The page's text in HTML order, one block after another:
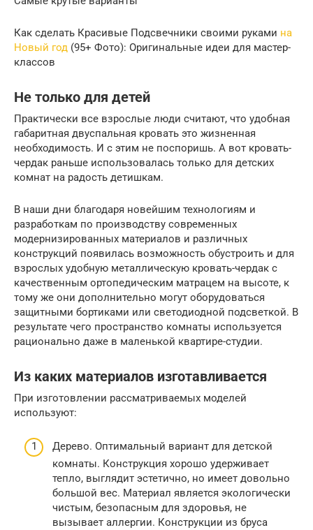
Как сделать Красивые Подсвечники своими руками на
Новый год (95+ Фото): Оригинальные идеи для мастер-
классов
Не только для детей
Практически все взрослые люди считают, что удобная
габаритная двуспальная кровать это жизненная
необходимость. И с этим не поспоришь. А вот кровать-
чердак раньше использовалась только для детских
комнат на радость детишкам.
В наши дни благодаря новейшим технологиям и
разработкам по производству современных
модернизированных материалов и различных
конструкций появилась возможность обустроить и для
взрослых удобную металлическую кровать-чердак с
качественным ортопедическим матрацем на высоте, к
тому же они дополнительно могут оборудоваться
защитными бортиками или светодиодной подсветкой. В
результате чего пространство комнаты используется
рационально даже в маленькой квартире-студии.
Из каких материалов изготавливается
При изготовлении рассматриваемых моделей
используют:
Дерево. Оптимальный вариант для детской
комнаты. Конструкция хорошо удерживает
тепло, выглядит эстетично, но имеет довольно
большой вес. Материал является экологически
чистым, безопасным для здоровья, не
вызывает аллергии. Конструкции из бруса